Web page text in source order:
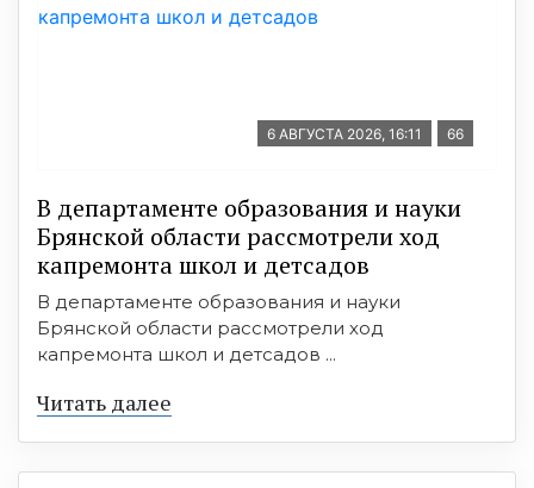
6 АВГУСТА 2026, 16:11 66
В департаменте образования и науки
Брянской области рассмотрели ход
капремонта школ и детсадов
В департаменте образования и науки
Брянской области рассмотрели ход
капремонта школ и детсадов ...
Читать далее